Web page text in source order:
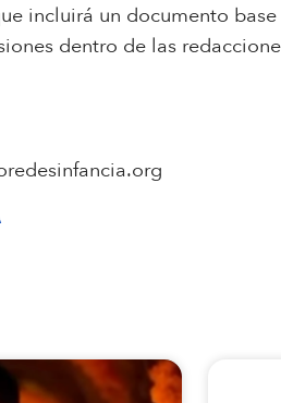
incluirá un documento
dentro de las